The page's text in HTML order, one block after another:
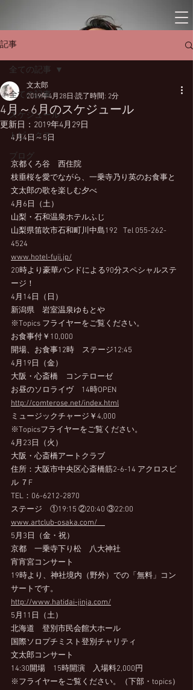
記事
全ての記事
スケジュール
トピックス
ブログ
全ての記事
4月～6月のスケジュール
文太郎
2019年4月28日 読了時間: 2分
更新日： 2019年4月29日
4月4日～5日
京都くろ谷　西住院
枝垂桜を愛でながら、一乗寺乃り英のお食事と
文太郎の歌を楽しむ夕べ
4月6日（土）
山梨・石和温泉ホテルふじ
山梨県笛吹市石和町川中島192   Tel 055-262-
4524
www.hotel-fuji.jp/
20時より豪華バンドによる90分スペシャルステ
ージ！
4月14日（日）
新潟県　岩室温泉ゆもとや
※Topics フライヤーをご覧ください。
お食事付￥10,000
開場、お食事12時　ステージ12:45
4月19日（金）
大阪・心斎橋　コンテローゼ
お昼のソロライヴ　14時OPEN
http://comterose.net/index.html
ミュージックチャージ￥4,000
※Topicsフライヤーをご覧ください。
4月23日（火）
大阪・心斎橋アートクラブ
住所：大阪市中央区心斎橋筋2-6-14 アクロスビ
ル ７F
TEL：06-6212-2870
ステージ　①19:15 ②20:40 ③22:00
www.artclub-osaka.com/
5月3日（金・祝）
京都　一乗寺下り松　八大神社
宵宵宮コンサート
19時より、神社境内（野外）での「無料」コン
サートです。
http://www.hatidai-jinja.com/
5月11日（土）
北海道　登別市民会館大ホール
国際ソロプチミスト登別チャリティ
文太郎コンサート
14:30開場　15時開演　入場料2,000円
※フライヤーをご覧ください。（下部・topics）